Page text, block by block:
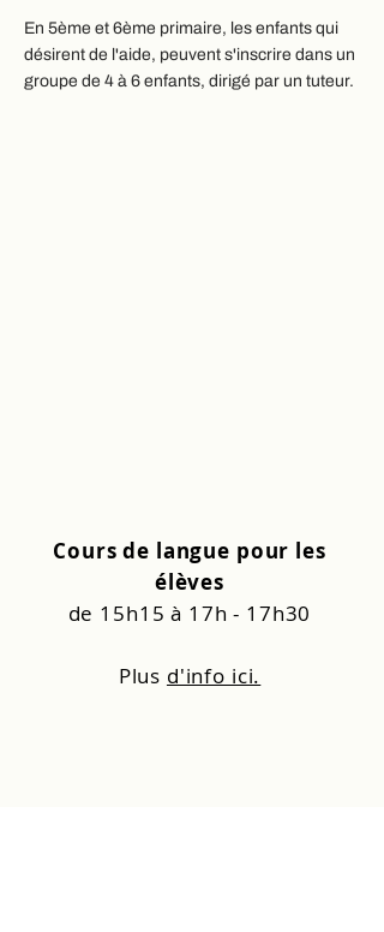
En 5ème et 6ème primaire, les enfants qui
désirent de l'aide, peuvent s'inscrire dans un
groupe de 4 à 6 enfants, dirigé par un tuteur.
Cours de langue pour les
élèves
de 15h15 à 17h - 17h30
Plus d'info ici.